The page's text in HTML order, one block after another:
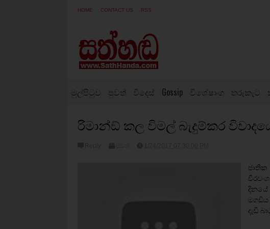
HOME CONTACT US RSS
මුල්පිටුව පුවත් විදෙස් Gossip විශේෂාංග තරුකැට
රිමාන්ඞ් කල විමල් බැදුම්කර
දැඩි